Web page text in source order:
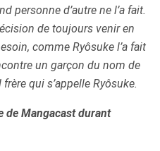
personne d’autre ne l’a fait.
de toujours venir en
comme Ryôsuke l’a fait
un garçon du nom de
qui s’appelle Ryôsuke.
de Mangacast durant